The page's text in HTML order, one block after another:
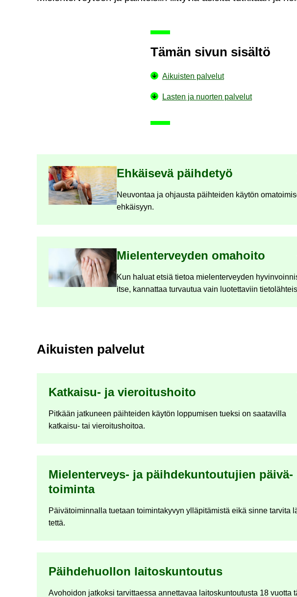
Tämän sivun si­säl­tö
Ai­kuis­ten pal­ve­lut
Las­ten ja nuor­ten pal­ve­lut
Eh­käi­se­vä päih­de­työ
Neu­von­taa ja oh­jaus­ta päih­tei­den käy­tön
eh­käi­syyn.
Mie­len­ter­vey­den oma­hoi­to
Kun ha­luat etsiä tie­toa mie­len­ter­vey­den
itse, kan­nat­taa tur­vau­tua vain luo­tet­ta­viin
Ai­kuis­ten pal­ve­lut
Katkaisu-​ ja vie­roi­tus­hoi­to
Pit­kään jat­ku­neen päih­tei­den käy­tön lop­pu­mi­sen tuek­si on saa­ta­vil­la
katkaisu-​ tai vie­roi­tus­hoi­toa.
Mielenterveys-​ ja päih­de­kun­tou­tu­jien päi­vä­
toi­min­ta
Päi­vä­toi­min­nal­la tue­taan toi­min­ta­ky­vyn yl­lä­pi­tä­mis­tä eikä sinne tar­vi­ta
tet­tä.
Päih­de­huol­lon lai­tos­kun­tou­tus
Avo­hoi­don jat­kok­si tar­vit­taes­sa an­net­ta­vaa lai­tos­kun­tou­tus­ta 18 vuot­ta